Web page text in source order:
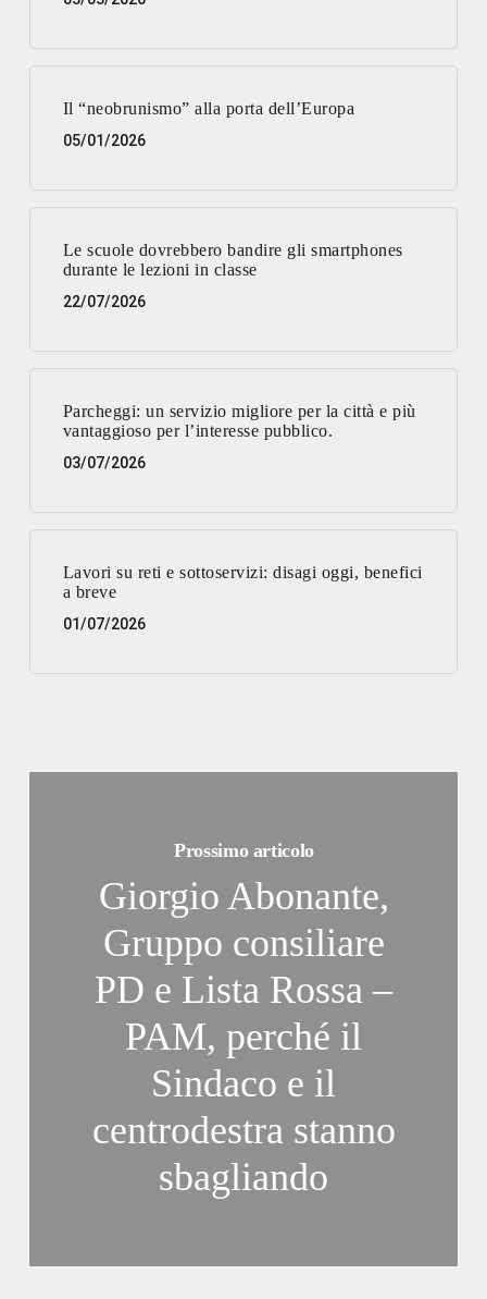
Il “neobrunismo” alla porta dell’Europa
05/01/2026
Le scuole dovrebbero bandire gli smartphones
durante le lezioni in classe
22/07/2026
Parcheggi: un servizio migliore per la città e più
vantaggioso per l’interesse pubblico.
03/07/2026
Lavori su reti e sottoservizi: disagi oggi, benefici
a breve
01/07/2026
Prossimo articolo
Giorgio Abonante,
Gruppo consiliare
PD e Lista Rossa –
PAM, perché il
Sindaco e il
centrodestra stanno
sbagliando